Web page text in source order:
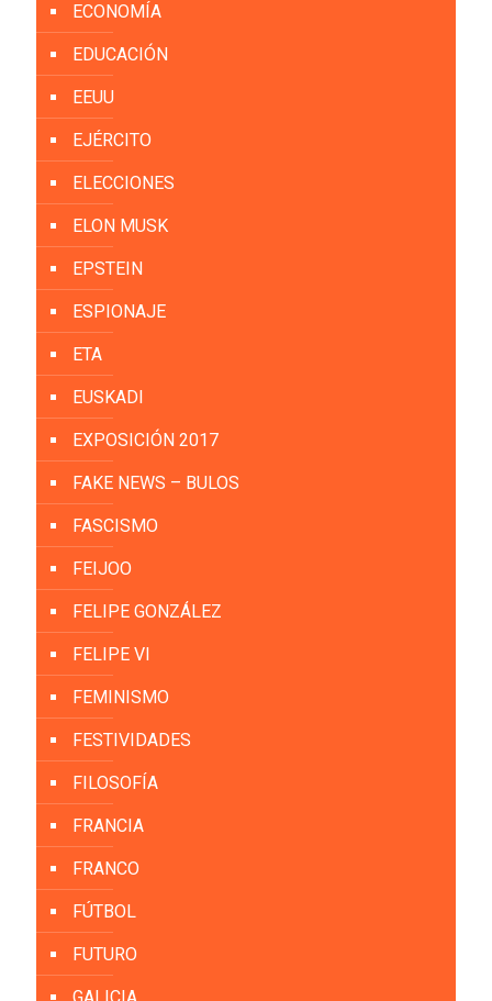
ECONOMÍA
EDUCACIÓN
EEUU
EJÉRCITO
ELECCIONES
ELON MUSK
EPSTEIN
ESPIONAJE
ETA
EUSKADI
EXPOSICIÓN 2017
FAKE NEWS – BULOS
FASCISMO
FEIJOO
FELIPE GONZÁLEZ
FELIPE VI
FEMINISMO
FESTIVIDADES
FILOSOFÍA
FRANCIA
FRANCO
FÚTBOL
FUTURO